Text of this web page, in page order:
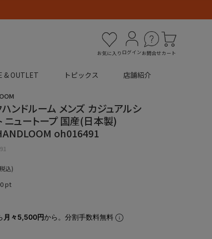
お気に入り ログインお問合せカート
& OUTLET トピックス 店舗紹介
ンドルーム メンズ カジュアルシ
ニュートープ 国産(日本製)
oh016491
税込
pt
月々5,500円から。分割手数料無料